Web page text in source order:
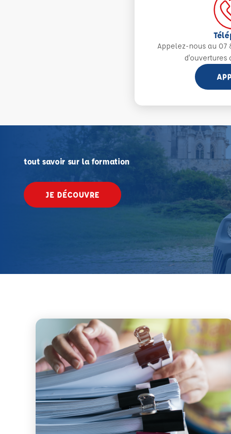
Appelez-nous au 07
d'ouvertures
tout savoir sur la formation
JE DÉCOUVRE